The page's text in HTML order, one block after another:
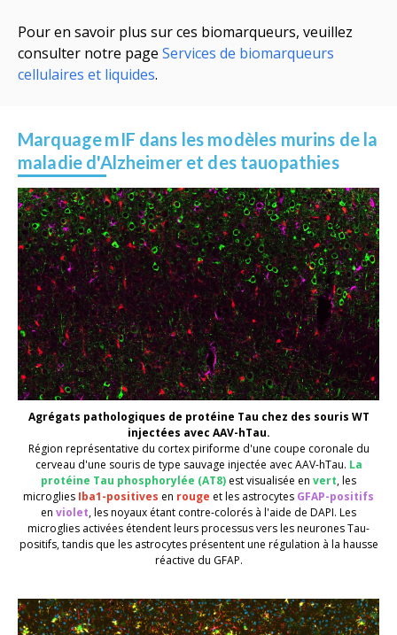
Pour en savoir plus sur ces biomarqueurs, veuillez
consulter notre page Services de biomarqueurs
cellulaires et liquides.
MarquagemIF dans les modèles murins de la
maladie d'Alzheimer et des tauopathies
Agrégats pathologiques de protéine Tau chez des souris WT
injectées avec AAV-hTau.
Région représentative du cortex piriforme d'une coupe coronale du
cerveau d'une souris de type sauvage injectée avecAAV-hTau. La
protéine Tau phosphorylée (AT8) est visualisée en vert,les
microglies Iba1-positives en rouge etles astrocytes GFAP-positifs
en violet,les noyaux étant contre-colorés à l'aide de DAPI. Les
microglies activées étendent leurs processus vers les neurones Tau-
positifs, tandis que les astrocytesprésententune régulation à la hausse
réactive du GFAP.